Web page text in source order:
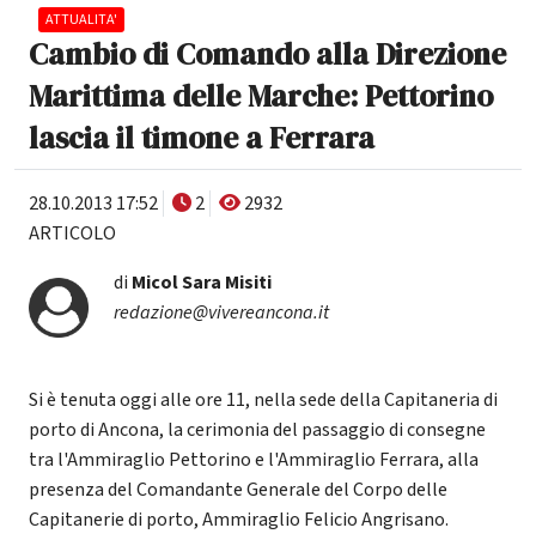
ATTUALITA'
Cambio di Comando alla Direzione
Marittima delle Marche: Pettorino
lascia il timone a Ferrara
28.10.2013 17:52 2
2932
ARTICOLO
di Micol Sara Misiti
redazione@vivereancona.it
Si è tenuta oggi alle ore 11, nella sede della Capitaneria di
porto di Ancona, la cerimonia del passaggio di consegne
tra l'Ammiraglio Pettorino e l'Ammiraglio Ferrara, alla
presenza del Comandante Generale del Corpo delle
Capitanerie di porto, Ammiraglio Felicio Angrisano.